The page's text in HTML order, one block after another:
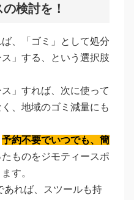
検討を！
、「ゴミ」として処分
」する、という選択肢
」すれば、次に使って
、地域のゴミ減量にも
予約不要でいつでも、簡
ものをジモティースポ
す。
あれば、スツールも持